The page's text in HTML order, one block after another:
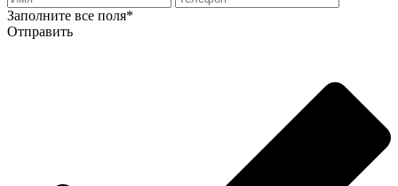
Заполните все поля*
Отправить